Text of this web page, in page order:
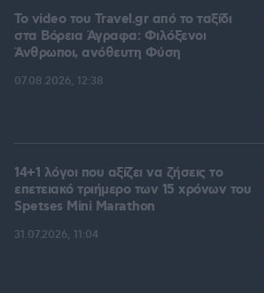
To video του Travel.gr από το ταξίδι
στα Βόρεια Άγραφα: Φιλόξενοι
Άνθρωποι, ανόθευτη Φύση
07.08.2026, 12:38
14+1 λόγοι που αξίζει να ζήσεις το
επετειακό τριήμερο των 15 χρόνων του
Spetses Mini Marathon
31.07.2026, 11:04